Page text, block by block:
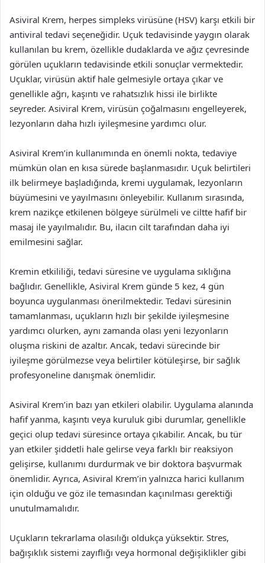
Asiviral Krem, herpes simpleks virüsüne (HSV) karşı etkili bir
antiviral tedavi seçeneğidir. Uçuk tedavisinde yaygın olarak
kullanılan bu krem, özellikle dudaklarda ve ağız çevresinde
görülen uçukların tedavisinde etkili sonuçlar vermektedir.
Uçuklar, virüsün aktif hale gelmesiyle ortaya çıkar ve
genellikle ağrı, kaşıntı ve rahatsızlık hissi ile birlikte
seyreder. Asiviral Krem, virüsün çoğalmasını engelleyerek,
lezyonların daha hızlı iyileşmesine yardımcı olur.
Asiviral Krem’in kullanımında en önemli nokta, tedaviye
mümkün olan en kısa sürede başlanmasıdır. Uçuk belirtileri
ilk belirmeye başladığında, kremi uygulamak, lezyonların
büyümesini ve yayılmasını önleyebilir. Kullanım sırasında,
krem nazikçe etkilenen bölgeye sürülmeli ve ciltte hafif bir
masaj ile yayılmalıdır. Bu, ilacın cilt tarafından daha iyi
emilmesini sağlar.
Kremin etkililiği, tedavi süresine ve uygulama sıklığına
bağlıdır. Genellikle, Asiviral Krem günde 5 kez, 4 gün
boyunca uygulanması önerilmektedir. Tedavi süresinin
tamamlanması, uçukların hızlı bir şekilde iyileşmesine
yardımcı olurken, aynı zamanda olası yeni lezyonların
oluşma riskini de azaltır. Ancak, tedavi sürecinde bir
iyileşme görülmezse veya belirtiler kötüleşirse, bir sağlık
profesyoneline danışmak önemlidir.
Asiviral Krem’in bazı yan etkileri olabilir. Uygulama alanında
hafif yanma, kaşıntı veya kuruluk gibi durumlar, genellikle
geçici olup tedavi süresince ortaya çıkabilir. Ancak, bu tür
yan etkiler şiddetli hale gelirse veya farklı bir reaksiyon
gelişirse, kullanımı durdurmak ve bir doktora başvurmak
önemlidir. Ayrıca, Asiviral Krem’in yalnızca harici kullanım
için olduğu ve göz ile temasından kaçınılması gerektiği
unutulmamalıdır.
Uçukların tekrarlama olasılığı oldukça yüksektir. Stres,
bağışıklık sistemi zayıflığı veya hormonal değişiklikler gibi